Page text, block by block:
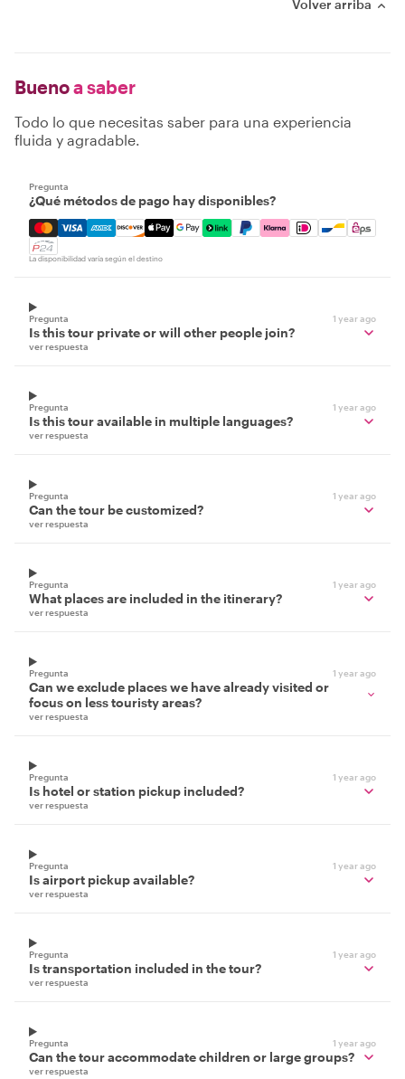
Volver arriba
Buenoa saber
Todo lo que necesitas saber para una experiencia
fluida y agradable.
Pregunta
¿Qué métodos de pago hay disponibles?
Mastercard, Visa, Amex, Discover, Apple Pay, Google
La disponibilidad varía según el destino
Pregunta 1 year ago
Is this tour private or will other people join?
ver respuesta
Pregunta 1 year ago
Is this tour available in multiple languages?
ver respuesta
Pregunta 1 year ago
Can the tour be customized?
ver respuesta
Pregunta 1 year ago
What places are included in the itinerary?
ver respuesta
Pregunta 1 year ago
Can we exclude places we have already visited or
focus on less touristy areas?
ver respuesta
Pregunta 1 year ago
Is hotel or station pickup included?
ver respuesta
Pregunta 1 year ago
Is airport pickup available?
ver respuesta
Pregunta 1 year ago
Is transportation included in the tour?
ver respuesta
Pregunta 1 year ago
Can the tour accommodate children or large groups?
ver respuesta